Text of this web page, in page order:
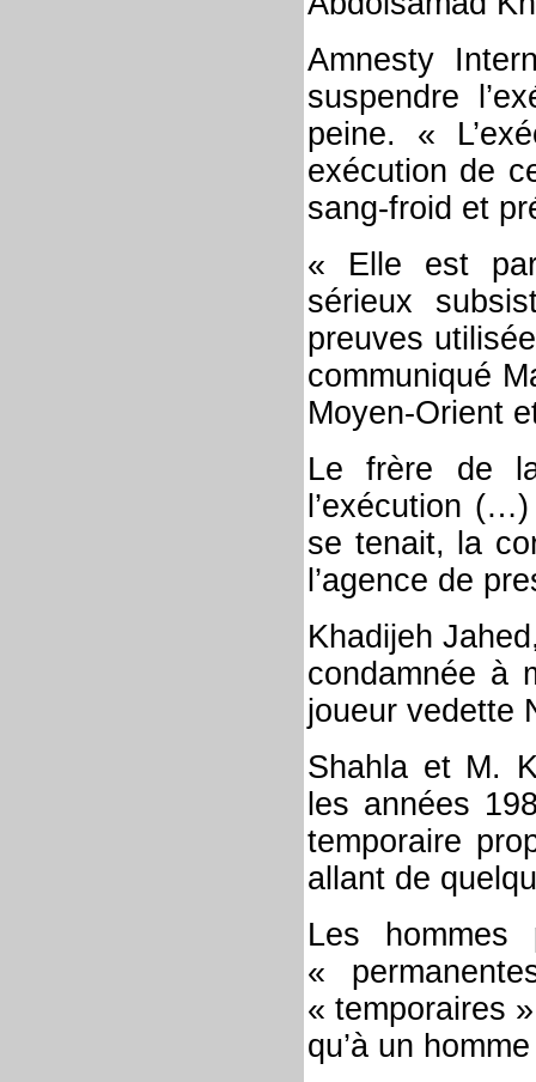
Amnesty
suspendre
peine. «
exécution de
sang-froid et
« Elle est
sérieux
preuves
communiqué
Moyen-Orient
Le frère de
l’exécution
se tenait, la
l’agence de
Khadijeh
condamnée à
joueur vedette
Shahla et M.
les années
temporaire
allant de
Les hommes
«
« temporaires
qu’à un